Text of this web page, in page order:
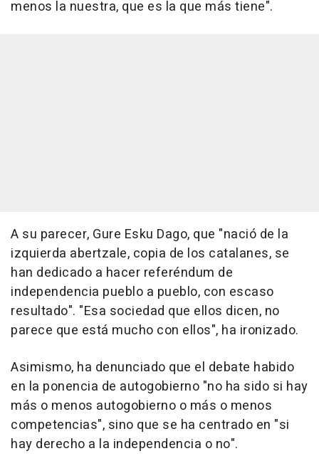
menos la nuestra, que es la que más tiene".
A su parecer, Gure Esku Dago, que "nació de la
izquierda abertzale, copia de los catalanes, se
han dedicado a hacer referéndum de
independencia pueblo a pueblo, con escaso
resultado". "Esa sociedad que ellos dicen, no
parece que está mucho con ellos", ha ironizado.
Asimismo, ha denunciado que el debate habido
en la ponencia de autogobierno "no ha sido si hay
más o menos autogobierno o más o menos
competencias", sino que se ha centrado en "si
hay derecho a la independencia o no".